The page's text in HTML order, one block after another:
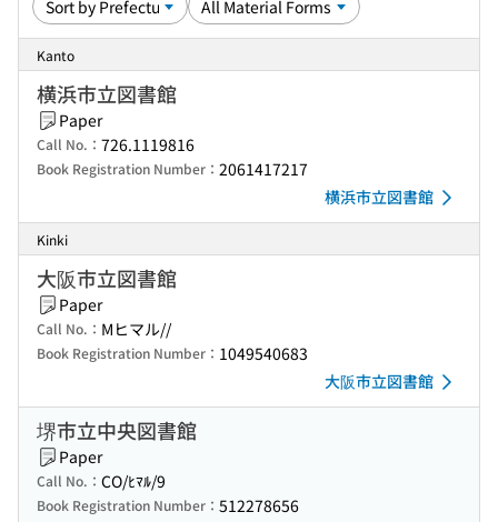
Kanto
横浜市立図書館
Paper
Call No.： 726.1119816
Book Registration Number： 2061417217
横浜市立図書館
Kinki
大阪市立図書館
Paper
Call No.： Mヒマル//
Book Registration Number： 1049540683
大阪市立図書館
堺市立中央図書館
Paper
Call No.： CO/ﾋﾏﾙ/9
Book Registration Number： 512278656